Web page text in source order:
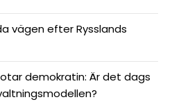
vägen efter Rysslands
demokratin: Är det dags